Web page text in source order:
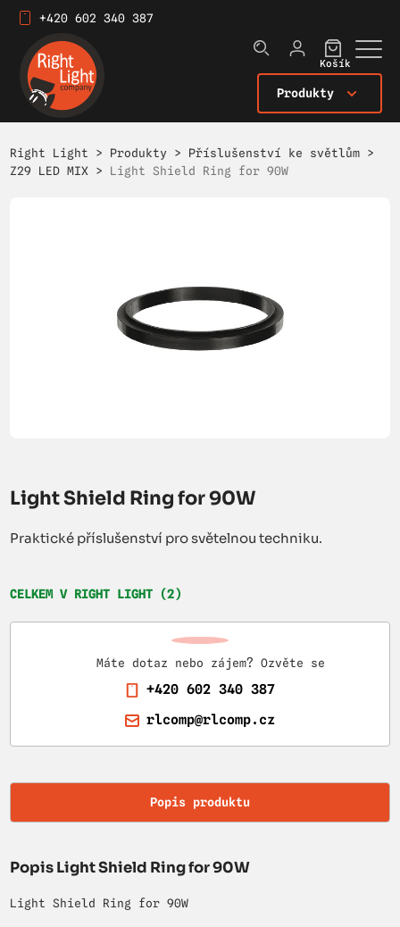
+420 602 340 387
Produkty
Košík
Right Light > Produkty > Příslušenství ke světlům >
Z29 LED MIX > Light Shield Ring for 90W
Light Shield Ring for 90W
Praktické příslušenství pro světelnou techniku.
CELKEM V RIGHT LIGHT (2)
Máte dotaz nebo zájem? Ozvěte se
+420 602 340 387
rlcomp@rlcomp.cz
Popis produktu
Popis Light Shield Ring for 90W
Light Shield Ring for 90W